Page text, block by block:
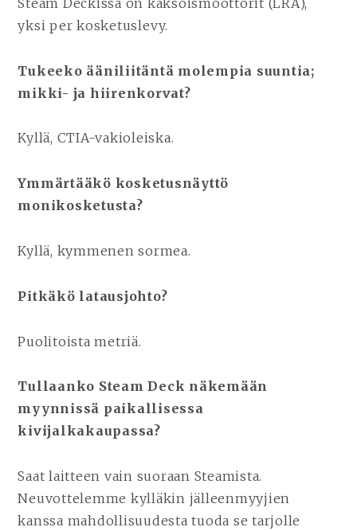
yksi per kosketuslevy.
Tukeeko ääniliitäntä molempia suuntia;
mikki- ja hiirenkorvat?
Kyllä, CTIA-vakioleiska.
Ymmärtääkö kosketusnäyttö
monikosketusta?
Kyllä, kymmenen sormea.
Pitkäkö latausjohto?
Puolitoista metriä.
Tullaanko Steam Deck näkemään
myynnissä paikallisessa
kivijalkakaupassa?
Saat laitteen vain suoraan Steamista.
Neuvottelemme kylläkin jälleenmyyjien
kanssa mahdollisuudesta tuoda se tarjolle